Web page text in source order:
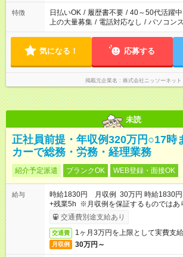
特徴 日払いOK / 履歴書不要 / 40～50代活躍中
上の大量募集 / 電話対応なし / パソコン
気になる！ 応募する
掲載元企業名 株式会社ニッソーネット
未読
正社員前提・年収例320万円○17時
カーで総務・労務・経理業務
紹介予定派遣 ブランクOK WEB登録・面接OK
給与
時給1830円 月収例 30万円 時給1830円
+残業5h ※月収例を保証するものではあ
交通費別途支給あり
交通費 1ヶ月3万円を上限として実費支給
月収例 30万円～